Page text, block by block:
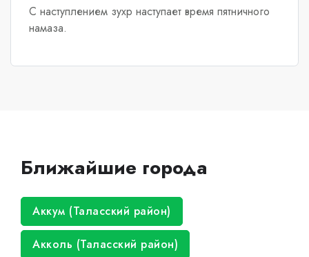
С наступлением зухр наступает время пятничного
намаза.
Ближайшие города
Аккум (Таласский район)
Акколь (Таласский район)